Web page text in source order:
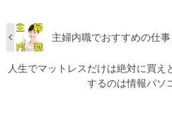
主婦内職でおすすめの仕
人生でマットレスだけは絶対に買え
するのは情報パソ